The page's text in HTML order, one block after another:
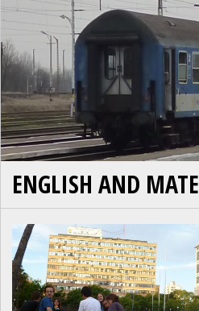
ENGLISH AND MATE